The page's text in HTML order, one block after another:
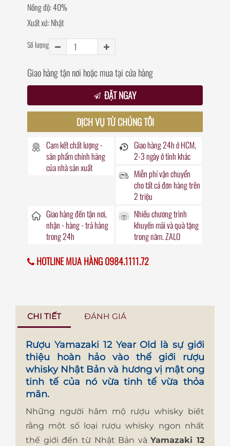
Nồng độ: 40%
Xuất xứ: Nhật
Số lượng
Giao hàng tận nơi hoặc mua tại cửa hàng
ĐẶT NGAY
DỊCH VỤ TỪ CHÚNG TÔI
Cam kết chất lượng -
sản phẩm chính hãng
của nhà sản xuất
Giao hàng24hở HCM,
2-3 ngày ở tỉnh khác
Miễn phí vận chuyển
cho tất cả đơn hàng trên
2 triệu
Giao hàng đếntận nơi,
nhận - hàng - trả hàng
trong24h
Nhiều chương trình
khuyến mãivà quà tặng
trong năm. ZALO
HOTLINE MUA HÀNG 0984.1111.72
CHI TIẾT ĐÁNH GIÁ
Rượu Yamazaki 12 Year Old là sự giới
thiệu hoàn hảo vào thế giới rượu
whisky Nhật Bản và hương vị mật ong
tinh tế của nó vừa tinh tế vừa thỏa
mãn.
Những người hâm mộ rượu whisky biết
rằng một số loại rượu whisky ngon nhất
thế giới đến từ Nhật Bản vàYamazaki 12